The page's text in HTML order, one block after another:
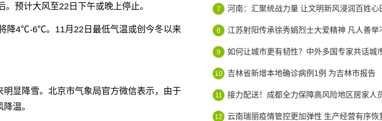
预计大风至22日下午或晚上停止。
降4℃-6℃。11月22日最低气温或创今冬以来
显降雪。北京市气象局官方微信表示，由于
温。
7 河南：汇聚统战力量 让文明新风浸润百姓心
8 江苏射阳传承徐秀娟烈士大爱精神 凡人善举不
9 如何让城市更有韧性？中外多国专家共话城市智
10 吉林省新增本地确诊病例1例 为吉林市报告
11 接力配送！成都全力保障高风险地区居家人员生活
12 云南瑞丽疫情管控更加弹性 生产经营有序恢